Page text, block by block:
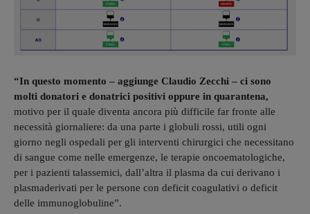
“In questo momento – aggiunge Claudio Zecchi – ci sono
molti donatori e donatrici positivi oppure in quarantena,
motivo per il quale diventa ancora più difficile far fronte alle
necessità giornaliere: da una parte i globuli rossi, utili ogni
giorno negli ospedali per gli interventi chirurgici che necessitano
di sangue come nelle emergenze, le terapie oncoematologiche,
per i pazienti talassemici, dall’altra il plasma da cui derivano i
plasmaderivati per le persone con deficit coagulativi o deficit
delle immunoglobuline”.